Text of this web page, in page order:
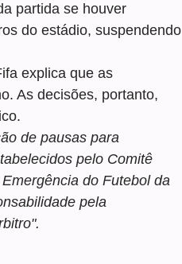
partida se houver
do estádio, suspendendo
explica que as
As decisões, portanto,
de pausas para
pelo Comitê
do Futebol da
pela